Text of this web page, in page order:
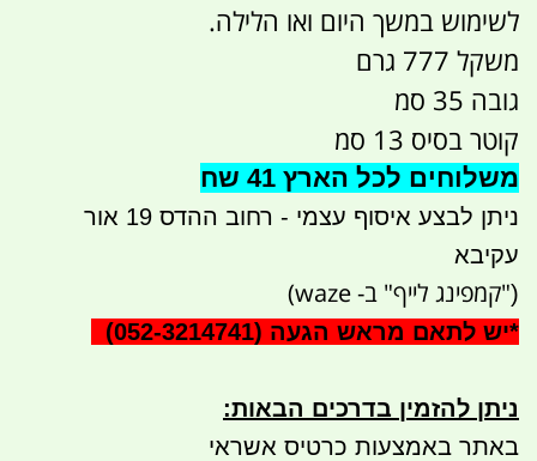
לשימוש במשך היום ואו הלילה.
משקל 777 גרם
גובה 35 סמ
קוטר בסיס 13 סמ
משלוחים לכל הארץ 41 שח
ניתן לבצע איסוף עצמי - רחוב ההדס 19 אור
עקיבא
("קמפינג לייף" ב- waze)
*יש לתאם מראש הגעה (052-3214741)
ניתן להזמין בדרכים הבאות:
באתר באמצעות כרטיס אשראי